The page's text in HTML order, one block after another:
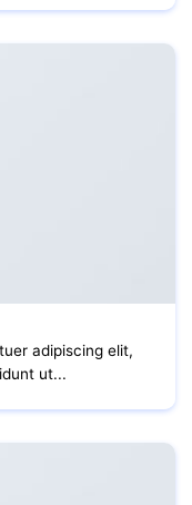
adipiscing elit,
ut...